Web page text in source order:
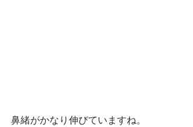
鼻緒がかなり伸びていますね。